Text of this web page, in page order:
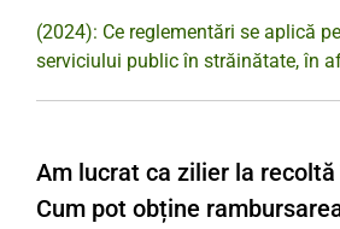
(2024): Ce reglementări se aplică
serviciului public în străinătate, în
Am lucrat ca zilier la recoltă
Cum pot obține